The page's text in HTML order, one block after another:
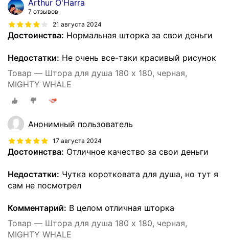
Arthur O'Harra
7 отзывов
21 августа 2024
Достоинства: Нормальная шторка за свои деньги
Недостатки: Не очень все-таки красивый рисунок
Товар — Штора для душа 180 x 180, черная,
MIGHTY WHALE
Анонимный пользователь
17 августа 2024
Достоинства: Отличное качество за свои деньги
Недостатки: Чутка коротковата для душа, но тут я
сам не посмотрел
Комментарий: В целом отличная шторка
Товар — Штора для душа 180 x 180, черная,
MIGHTY WHALE